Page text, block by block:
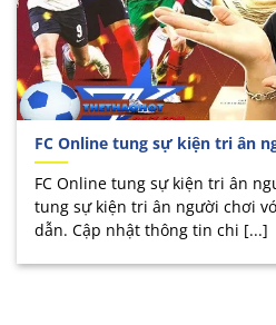
FC Online tung sự kiện tri ân
FC Online tung sự kiện tri ân
tung sự kiện tri ân người chơi
dẫn. Cập nhật thông tin chi [...]